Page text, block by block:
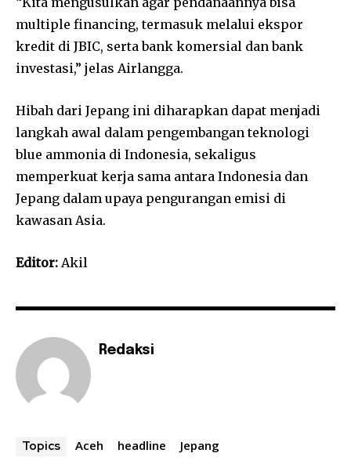
multiple financing, termasuk melalui ekspor
kredit di JBIC, serta bank komersial dan bank
investasi,” jelas Airlangga.
Hibah dari Jepang ini diharapkan dapat menjadi
langkah awal dalam pengembangan teknologi
blue ammonia di Indonesia, sekaligus
memperkuat kerja sama antara Indonesia dan
Jepang dalam upaya pengurangan emisi di
kawasan Asia.
Editor: Akil
Redaksi
Topics Aceh headline Jepang